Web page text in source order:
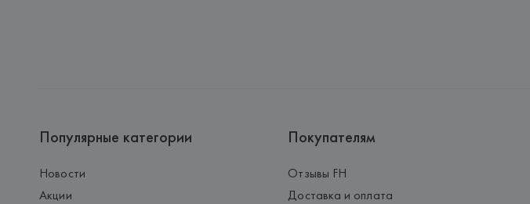
Популярные категории
Новости
Акции
Покупателям
Отзывы FH
Доставка и оплата